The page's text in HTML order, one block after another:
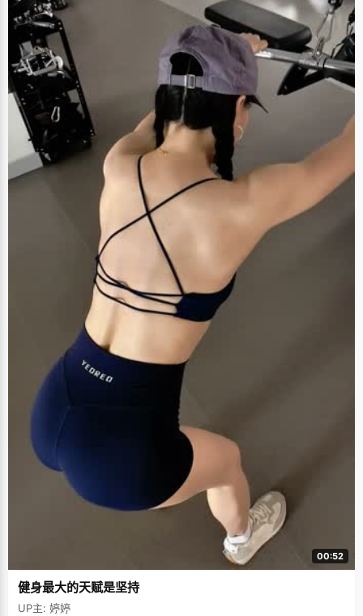
00:52
健身最大的天赋是坚持
UP主: 婷婷